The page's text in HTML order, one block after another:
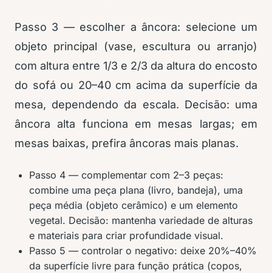
Passo 3 — escolher a âncora: selecione um
objeto principal (vase, escultura ou arranjo)
com altura entre 1/3 e 2/3 da altura do encosto
do sofá ou 20–40 cm acima da superfície da
mesa, dependendo da escala. Decisão: uma
âncora alta funciona em mesas largas; em
mesas baixas, prefira âncoras mais planas.
Passo 4 — complementar com 2–3 peças:
combine uma peça plana (livro, bandeja), uma
peça média (objeto cerâmico) e um elemento
vegetal. Decisão: mantenha variedade de alturas
e materiais para criar profundidade visual.
Passo 5 — controlar o negativo: deixe 20%–40%
da superfície livre para função prática (copos,